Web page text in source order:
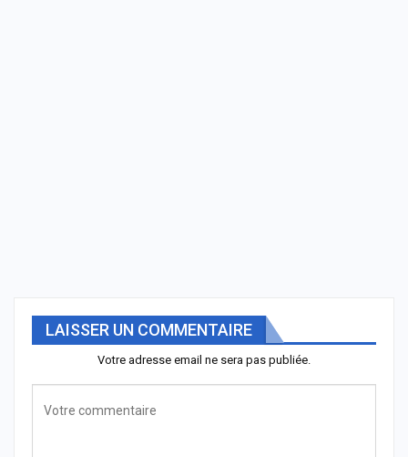
LAISSER UN COMMENTAIRE
Votre adresse email ne sera pas publiée.